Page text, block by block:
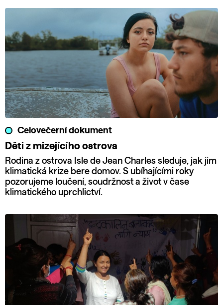
Celovečerní dokument
Děti z mizejícího ostrova
Rodina z ostrova Isle de Jean Charles sleduje, jak jim
klimatická krize bere domov. S ubíhajícími roky
pozorujeme loučení, soudržnost a život v čase
klimatického uprchlictví.